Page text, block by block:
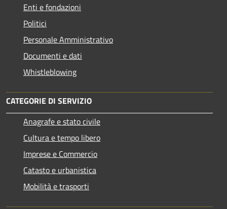
Enti e fondazioni
Politici
Personale Amministrativo
Documenti e dati
Whistleblowing
CATEGORIE DI SERVIZIO
Anagrafe e stato civile
Cultura e tempo libero
Imprese e Commercio
Catasto e urbanistica
Mobilità e trasporti